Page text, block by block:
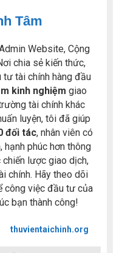
Tâm
Website, Cộng
chia sẻ kiến thức,
tài chính hàng đầu
kinh nghiệm giao
tài chính khác
luyện, tôi đã giúp
đối tác, nhân viên có
phúc hơn thông
lược giao dịch,
chính. Hãy theo dõi
công việc đầu tư của
bạn thành công!
thuvientaichinh.org